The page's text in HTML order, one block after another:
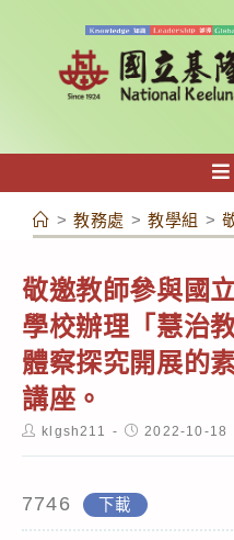
容
> 教務處 > 教學組 >
敬邀教師參與國
學校辦理「慧治
體察探究開展的
講座。
Postklgsh211
Post2022-10-18
7746 下載